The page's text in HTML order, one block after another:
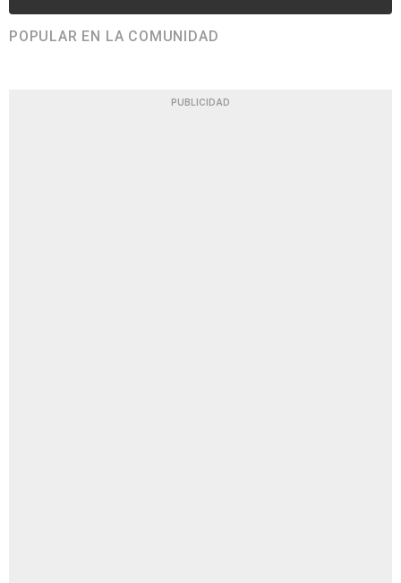
POPULAR EN LA COMUNIDAD
PUBLICIDAD